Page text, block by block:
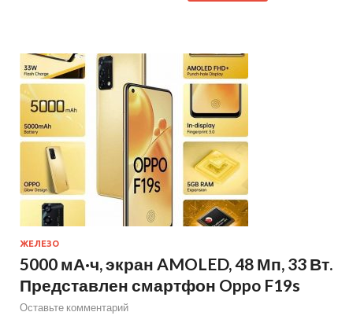
ЖЕЛЕЗО
5000 мА·ч, экран AMOLED, 48 Мп, 33 Вт.
Представлен смартфон Oppo F19s
Оставьте комментарий